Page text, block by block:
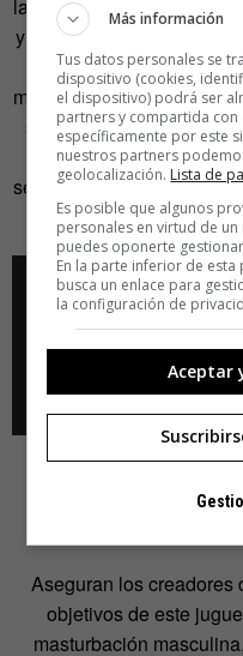
la gente tenga orgasmos
y que esto se entienda
pero ¿por qué es eso
mayoría de la gente, de
sexo o un orgasmo
esa no es la razón por
sexuales. Se trata de
menudo
Aseguran los creadores
objetivos de este
masturbación
Más información
Tus datos personales se
dispositivo (cookies,
el dispositivo) podrá ser
partners y compartida con
específicamente por este
nuestros partners
geolocalización. Lista de
Es posible que algunos
personales en virtud de
puedes oponerte
En la parte inferior de esta
busca un enlace para
la configuración de
Aceptar